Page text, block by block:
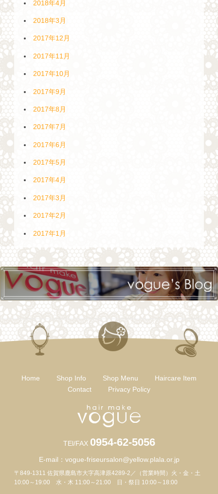
2018年4月
2018年3月
2017年12月
2017年11月
2017年10月
2017年9月
2017年8月
2017年7月
2017年6月
2017年5月
2017年4月
2017年3月
2017年2月
2017年1月
Home Shop Info Shop Menu
Haircare Item
Contact
Privacy Policy
TEl/FAX 0954-62-5056
E-mail： vogue-friseursalon@yellow.plala.or.jp
〒849-1311 佐賀県鹿島市大字高津原4289-2／（営業時間）火・金・土
10:00～19:00 水・木 11:00～21:00 日・祭日 10:00～18:00